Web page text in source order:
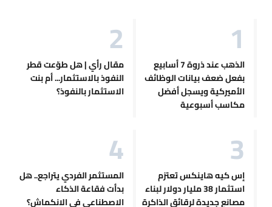
الذهب عند ذروة 7 أسابيع
بفعل ضعف بيانات الوظائف
الأميركية ويسجل أفضل
مكاسب أسبوعية
مقال رأي | هل طوّعت قطر
النفوذ بالاستثمار... أم بنت
الاستثمار بالنفوذ؟
إس كيه هاينكس تعتزم
استثمار 38 مليار دولار لبناء
مصانع جديدة لرقائق الذاكرة
المستثمر الفردي يتراجع.. هل
بدأت فقاعة الذكاء
الاصطناعي في الانكماش؟